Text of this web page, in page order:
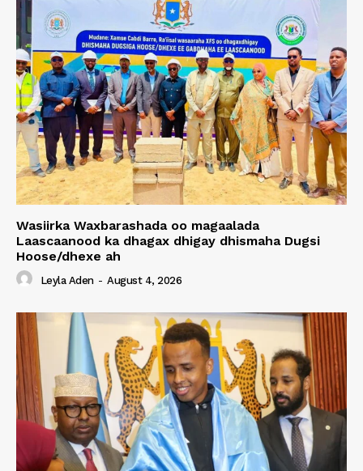
Wasiirka Waxbarashada oo magaalada
Laascaanood ka dhagax dhigay dhismaha Dugsi
Hoose/dhexe ah
Leyla Aden - August 4, 2026